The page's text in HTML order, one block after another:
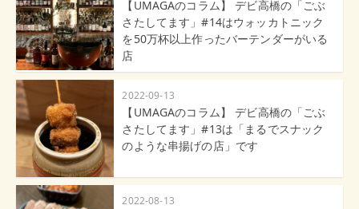
【UMAGAのコラム】 デビ高橋の「ごぶ
さたしてます」#14はウォッカトニック
を50万杯以上作ったバーテンダーがいる
店
2022-09-13
【UMAGAのコラム】 デビ高橋の「ごぶ
さたしてます」#13は「まるでスナック
のような串揚げの店」です
2022-08-13